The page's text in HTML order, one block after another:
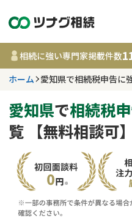
相続に強い専門家掲載件数
ホーム 愛知県で相続税申告に
愛知県で相続税
覧 【無料相談可